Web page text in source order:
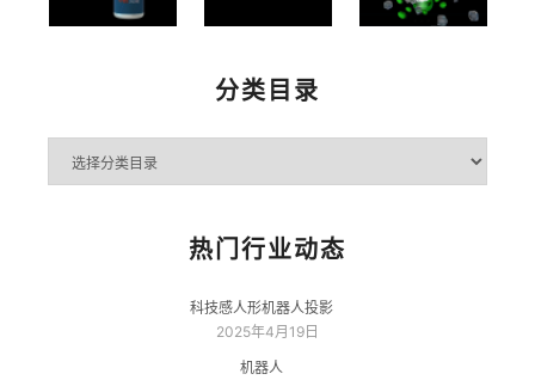
分类目录
热门行业动态
科技感人形机器人投影
2025年4月19日
机器人